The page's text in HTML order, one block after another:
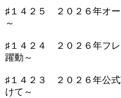
♯１４２５ ２０２６年オ
～
♯１４２４ ２０２６年フ
躍動～
♯１４２３ ２０２６年公
けて～